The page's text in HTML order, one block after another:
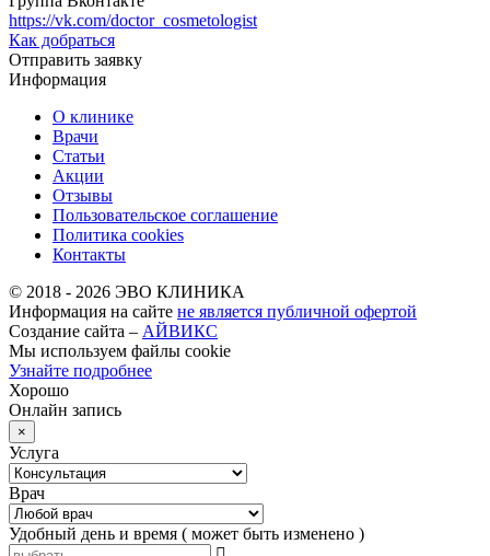
https://vk.com/doctor_cosmetologist
Как добраться
Отправить заявку
Информация
О клинике
Врачи
Статьи
Акции
Отзывы
Пользовательское соглашение
Политика cookies
Контакты
© 2018 - 2026 ЭВО КЛИНИКА
Информация на сайте не является публичной офертой
Создание сайта – АЙВИКС
Мы используем файлы cookie
Узнайте подробнее
Хорошо
Онлайн запись
×
Услуга
Врач
Удобный день и время ( может быть изменено )